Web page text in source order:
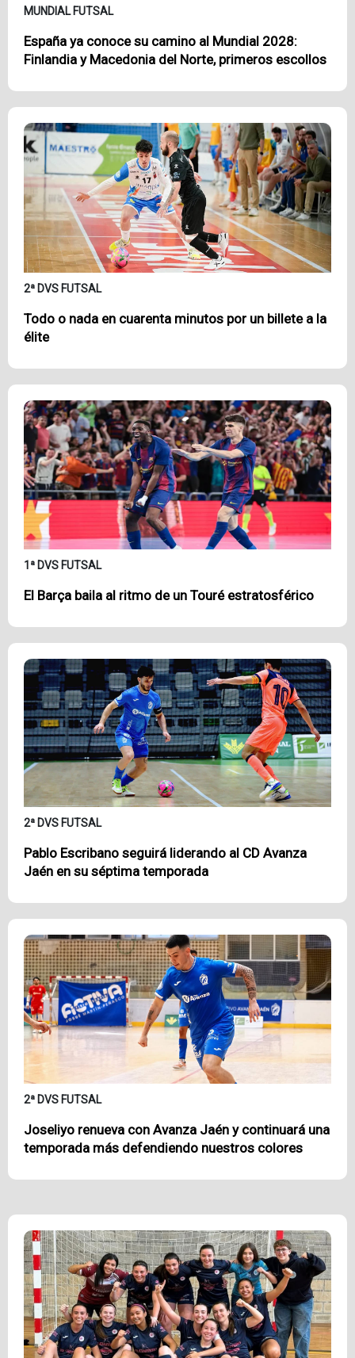
MUNDIAL FUTSAL
España ya conoce su camino al Mundial 2028:
Finlandia y Macedonia del Norte, primeros escollos
2ª DVS FUTSAL
Todo o nada en cuarenta minutos por un billete a la
élite
1ª DVS FUTSAL
El Barça baila al ritmo de un Touré estratosférico
2ª DVS FUTSAL
Pablo Escribano seguirá liderando al CD Avanza
Jaén en su séptima temporada
2ª DVS FUTSAL
Joseliyo renueva con Avanza Jaén y continuará una
temporada más defendiendo nuestros colores